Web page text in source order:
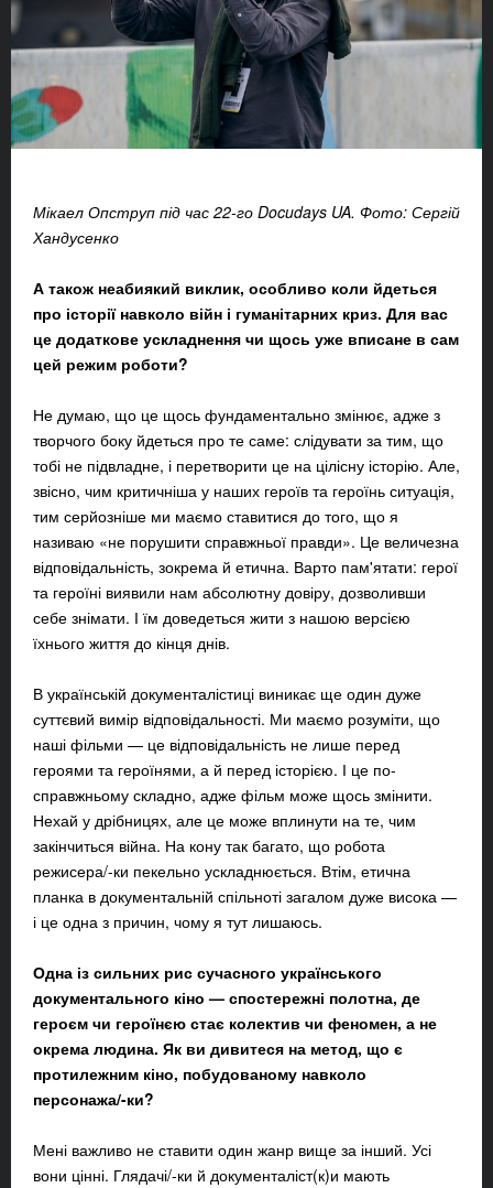
Мікаел Опструп під час 22-го Docudays UA. Фото: Сергій
Хандусенко
А також неабиякий виклик, особливо коли йдеться
про історії навколо війн і гуманітарних криз. Для вас
це додаткове ускладнення чи щось уже вписане в сам
цей режим роботи?
Не думаю, що це щось фундаментально змінює, адже з
творчого боку йдеться про те саме: слідувати за тим, що
тобі не підвладне, і перетворити це на цілісну історію. Але,
звісно, чим критичніша у наших героїв та героїнь ситуація,
тим серйозніше ми маємо ставитися до того, що я
називаю «не порушити справжньої правди». Це величезна
відповідальність, зокрема й етична. Варто пам'ятати: герої
та героїні виявили нам абсолютну довіру, дозволивши
себе знімати. І їм доведеться жити з нашою версією
їхнього життя до кінця днів.
В українській документалістиці виникає ще один дуже
суттєвий вимір відповідальності. Ми маємо розуміти, що
наші фільми — це відповідальність не лише перед
героями та героїнями, а й перед історією. І це по-
справжньому складно, адже фільм може щось змінити.
Нехай у дрібницях, але це може вплинути на те, чим
закінчиться війна. На кону так багато, що робота
режисера/-ки пекельно ускладнюється. Втім, етична
планка в документальній спільноті загалом дуже висока —
і це одна з причин, чому я тут лишаюсь.
Одна із сильних рис сучасного українського
документального кіно — спостережні полотна, де
героєм чи героїнєю стає колектив чи феномен, а не
окрема людина. Як ви дивитеся на метод, що є
протилежним кіно, побудованому навколо
персонажа/-ки?
Мені важливо не ставити один жанр вище за інший. Усі
вони цінні. Глядачі/-ки й документаліст(к)и мають